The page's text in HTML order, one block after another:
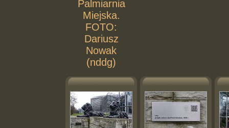
Palmiarnia
Miejska.
FOTO:
Dariusz
Nowak
(nddg)